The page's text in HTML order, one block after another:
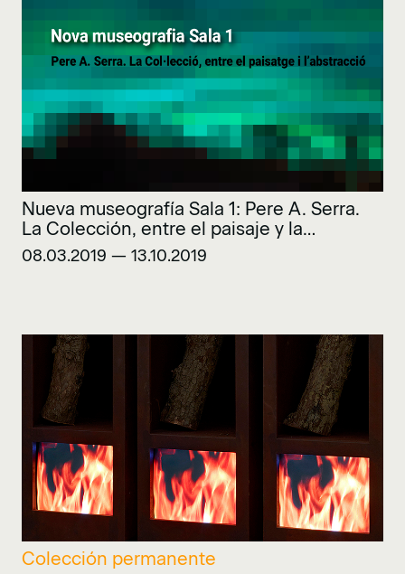
Nueva museografía Sala 1: Pere A. Serra.
La Colección, entre el paisaje y la
abstracción
08.03.2019 — 13.10.2019
Colección permanente